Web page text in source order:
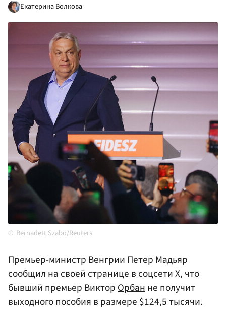
Екатерина Волкова
Bernadett Szabo/Reuters
Премьер-министр Венгрии Петер Мадьяр
сообщил на своей странице в соцсети X, что
бывший премьер ВикторОрбанне получит
выходного пособия в размере $124,5 тысячи.